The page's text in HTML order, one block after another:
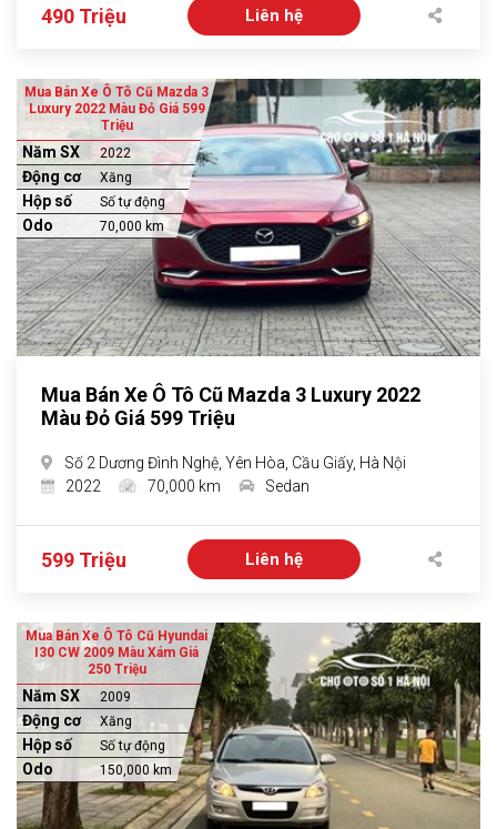
490 Triệu Liên hệ
Mua Bán Xe Ô Tô Cũ Mazda 3
Luxury 2022 Màu Đỏ Giá 599
Triệu
Năm SX 2022
Động cơ Xăng
Hộp số Số tự động
Odo 70,000 km
Mua Bán Xe Ô Tô Cũ Mazda 3 Luxury 2022
Màu Đỏ Giá 599 Triệu
Số 2 Dương Đình Nghệ, Yên Hòa, Cầu Giấy, Hà Nội
2022
70,000 km Sedan
599 Triệu Liên hệ
Mua Bán Xe Ô Tô Cũ Hyundai
I30 CW 2009 Màu Xám Giá
250 Triệu
Năm SX 2009
Động cơ Xăng
Hộp số Số tự động
Odo 150,000 km